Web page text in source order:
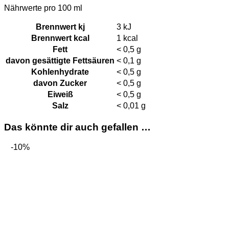
Nährwerte pro 100 ml
Brennwert kj 3 kJ
Brennwert kcal
1 kcal
Fett
< 0,5 g
davon gesättigte Fettsäuren < 0,1 g
Kohlenhydrate
< 0,5 g
davon Zucker < 0,5 g
Eiweiß
< 0,5 g
Salz
< 0,01 g
Das könnte dir auch gefallen …
-10%